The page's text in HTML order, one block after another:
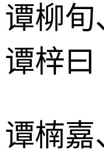
谭柳旬
谭梓曰
谭楠嘉